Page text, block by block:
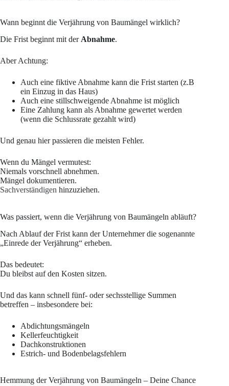
Wann beginnt die Verjährung von Baumängel wirklich?
Die Frist beginnt mit der Abnahme.
Aber Achtung:
Auch eine fiktive Abnahme kann die Frist starten (z.B
ein Einzug in das Haus)
Auch eine stillschweigende Abnahme ist möglich
Eine Zahlung kann als Abnahme gewertet werden
(wenn die Schlussrate gezahlt wird)
Und genau hier passieren die meisten Fehler.
Wenn du Mängel vermutest:
Niemals vorschnell abnehmen.
Mängel dokumentieren.
Sachverständigen hinzuziehen.
Was passiert, wenn die Verjährung von Baumängeln abläuft?
Nach Ablauf der Frist kann der Unternehmer die sogenannte
„Einrede der Verjährung“ erheben.
Das bedeutet:
Du bleibst auf den Kosten sitzen.
Und das kann schnell fünf- oder sechsstellige Summen
betreffen – insbesondere bei:
Abdichtungsmängeln
Kellerfeuchtigkeit
Dachkonstruktionen
Estrich- und Bodenbelagsfehlern
Hemmung der Verjährung von Baumängeln – Deine Chance